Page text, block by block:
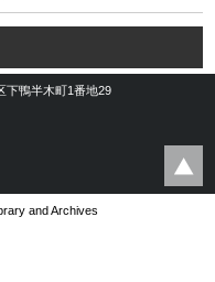
下鴨半木町1番地29
and Archives